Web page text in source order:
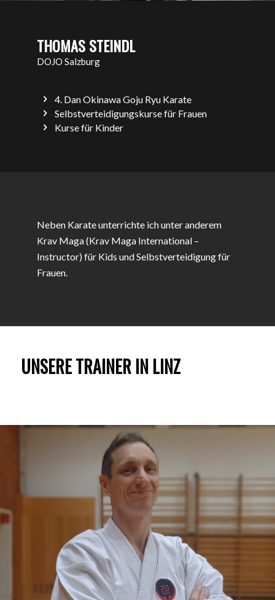
THOMAS STEINDL
DOJO Salzburg
4. Dan Okinawa Goju Ryu Karate
Selbstverteidigungskurse für Frauen
Kurse für Kinder
Neben Karate unterrichte ich unter anderem
Krav Maga (Krav Maga International –
Instructor) für Kids und Selbstverteidigung für
Frauen.
UNSERE TRAINER IN LINZ